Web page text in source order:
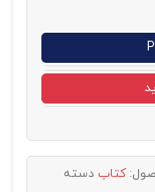
کتاب دسته